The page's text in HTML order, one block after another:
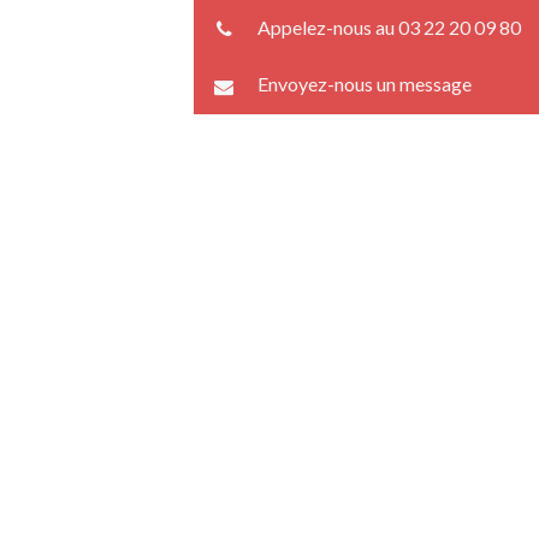
Appelez-nous au 03 22 20 09 80
Envoyez-nous un message